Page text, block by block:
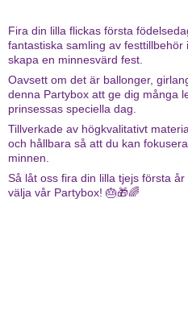
Fira din lilla flickas första
fantastiska samling av
skapa en minnesvärd fest.
Oavsett om det är ballonger,
denna Partybox att ge dig många
prinsessas speciella dag.
Tillverkade av högkvalitativt
och hållbara så att du kan
minnen.
Så låt oss fira din lilla tjejs första
välja vår Partybox! 🎂🎁🌈